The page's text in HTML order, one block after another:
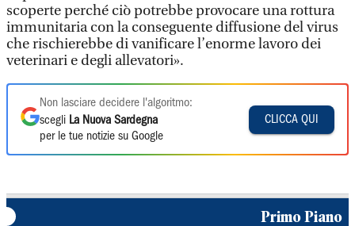
scoperte perché ciò potrebbe provocare una rottura
immunitaria con la conseguente diffusione del virus
che rischierebbe di vanificare l’enorme lavoro dei
veterinari e degli allevatori».
Non lasciare decidere l'algoritmo:
scegli La Nuova Sardegna
per le tue notizie su Google
CLICCA QUI
Primo Piano